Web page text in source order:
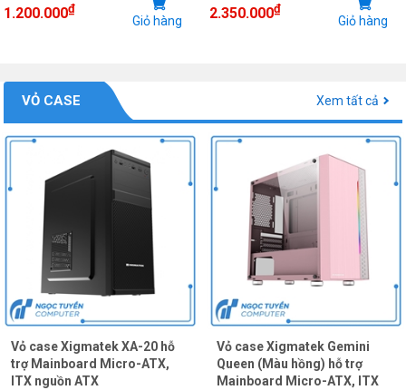
1.200.000₫
Giỏ hàng 2.350.000₫
Giỏ hàng
VỎ CASE Xem tất cả
Vỏ case Xigmatek XA-20 hỗ
trợ Mainboard Micro-ATX,
ITX nguồn ATX
Vỏ case Xigmatek Gemini
Queen (Màu hồng) hỗ trợ
Mainboard Micro-ATX, ITX